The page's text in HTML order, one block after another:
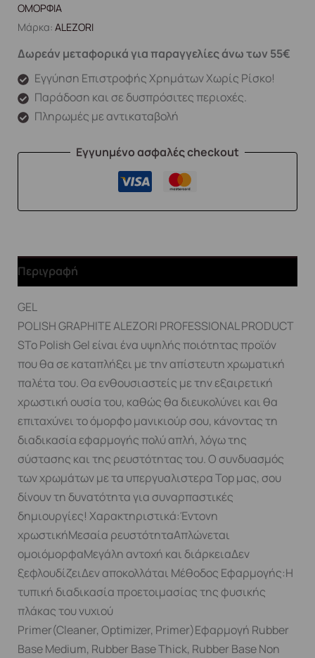
ΟΜΟΡΦΙΑ
Μάρκα: ALEZORI
Δωρεάν μεταφορικά για παραγγελίες άνω των 55€
Εγγύηση Επιστροφής Χρημάτων Χωρίς Ρίσκο!
Παράδοση και σε δυσπρόσιτες περιοχές.
Πληρωμές με αντικαταβολή
Εγγυημένο ασφαλές checkout
Περιγραφή
GEL
POLISH GRAPHITE ALEZORI PROFESSIONAL PRODUCT
SΤο Polish Gel είναι ένα υψηλής ποιότητας προϊόν
που θα σε καταπλήξει με την απίστευτη χρωματική
παλέτα του. Θα ενθουσιαστείς με την εξαιρετική
χρωστική ουσία του, καθώς θα διευκολύνει και θα
επιταχύνει το όμορφο μανικιούρ σου, κάνοντας τη
διαδικασία εφαρμογής πολύ απλή, λόγω της
σύστασης και της ρευστότητας του. Ο συνδυασμός
των χρωμάτων με τα υπεργυαλιστερα Top μας, σου
δίνουν τη δυνατότητα για συναρπαστικές
δημιουργίες! Χαρακτηριστικά:Έντονη
χρωστικήΜεσαία ρευστότηταΑπλώνεται
ομοιόμορφαΜεγάλη αντοχή και διάρκειαΔεν
ξεφλουδίζειΔεν αποκολλάται Μέθοδος Εφαρμογής:Η
τυπική διαδικασία προετοιμασίας της φυσικής
πλάκας του νυχιού
Primer(Cleaner, Optimizer, Primer)Εφαρμογή Rubber
Base Medium, Rubber Base Thick, Rubber Base Non